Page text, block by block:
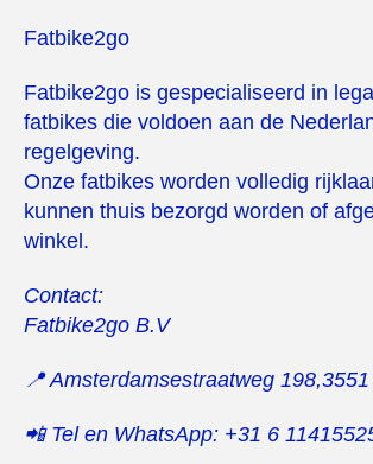
Fatbike2go
Fatbike2go is gespecialiseerd in
fatbikes die voldoen aan de
regelgeving.
Onze fatbikes worden volledig
kunnen thuis bezorgd worden of
winkel.
Contact:
Fatbike2go B.V
📍 Amsterdamsestraatweg 198,
📲 Tel en WhatsApp: +31 6